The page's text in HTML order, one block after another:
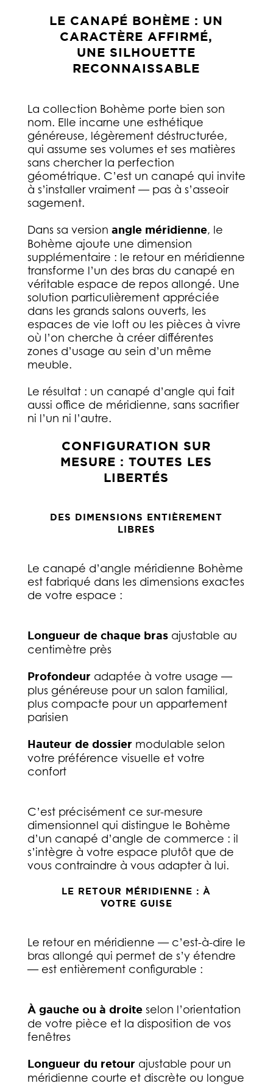
LE CANAPÉ BOHÈME : UN
CARACTÈRE AFFIRMÉ,
UNE SILHOUETTE
RECONNAISSABLE
La collection Bohème porte bien son
nom. Elle incarne une esthétique
généreuse, légèrement déstructurée,
qui assume ses volumes et ses matières
sans chercher la perfection
géométrique. C’est un canapé qui invite
à s’installer vraiment — pas à s’asseoir
sagement.
Dans sa version angle méridienne, le
Bohème ajoute une dimension
supplémentaire : le retour en méridienne
transforme l’un des bras du canapé en
véritable espace de repos allongé. Une
solution particulièrement appréciée
dans les grands salons ouverts, les
espaces de vie loft ou les pièces à vivre
où l’on cherche à créer différentes
zones d’usage au sein d’un même
meuble.
Le résultat : un canapé d’angle qui fait
aussi office de méridienne, sans sacrifier
ni l’un ni l’autre.
CONFIGURATION SUR
MESURE : TOUTES LES
LIBERTÉS
DES DIMENSIONS ENTIÈREMENT
LIBRES
Le canapé d’angle méridienne Bohème
est fabriqué dans les dimensions exactes
de votre espace :
Longueur de chaque brasajustable au
centimètre près
Profondeur adaptée à votre usage —
plus généreuse pour un salon familial,
plus compacte pour un appartement
parisien
Hauteur de dossier modulable selon
votre préférence visuelle et votre
confort
C’est précisément ce sur-mesure
dimensionnel qui distingue le Bohème
d’un canapé d’angle de commerce : il
s’intègre à votre espace plutôt que de
vous contraindre à vous adapter à lui.
LE RETOUR MÉRIDIENNE : À
VOTRE GUISE
Le retour en méridienne — c’est-à-dire le
bras allongé qui permet de s’y étendre
— est entièrement configurable :
À gauche ou à droiteselon l’orientation
de votre pièce et la disposition de vos
fenêtres
Longueur du retour ajustable pour un
méridienne courte et discrète ou longue